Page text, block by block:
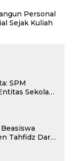
Personal
Sejak Kuliah
SPM
Sekolah
Tahfidz Darul